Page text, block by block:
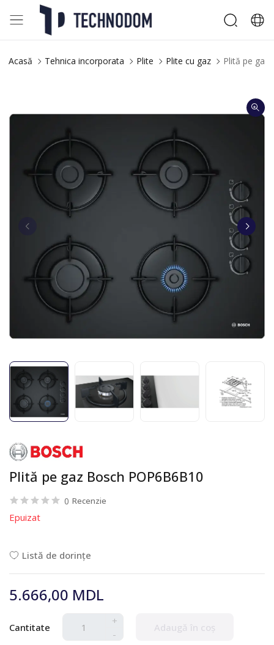
Acasă Tehnica incorporata Plite Plite cu gaz Plită pe gaz
Plită pe gaz Bosch POP6B6B10
0 Recenzie
Epuizat
Listă de dorințe
5.666,00 MDL
Cantitate
+
-
Adaugă în coș